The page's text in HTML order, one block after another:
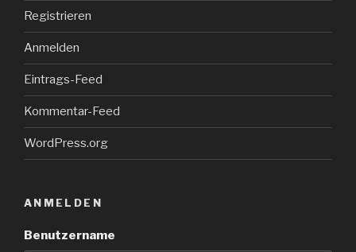
Registrieren
Anmelden
Eintrags-Feed
Kommentar-Feed
WordPress.org
ANMELDEN
Benutzername